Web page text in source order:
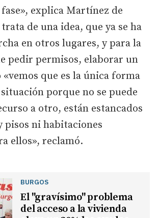
explica Martínez de
de una idea, que ya se ha
en otros lugares, y para la
pedir permisos, elaborar un
que es la única forma
porque no se puede
a otro, están estancados
pisos ni habitaciones
ellos», reclamó.
BURGOS
El "gravísimo" problema
del acceso a la vivienda